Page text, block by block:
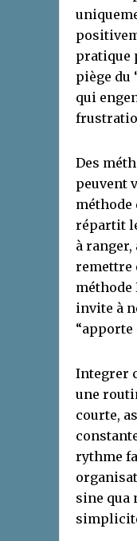
pratique
piège du
qui
Des
peuvent
méthode
répartit
à ranger,
remettre
méthode
invite à
“apporte
Integrer
une
courte,
rythme
sine qua